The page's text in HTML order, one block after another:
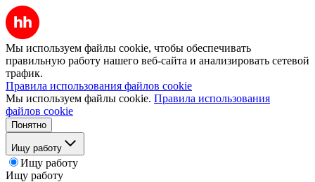
Мы используем файлы cookie, чтобы обеспечивать
правильную работу нашего веб-сайта и анализировать сетевой
трафик.
Правила использования файлов cookie
Мы используем файлы cookie. Правила использования
файлов cookie
Понятно
Ищу работу
Ищу работу
Ищу работу